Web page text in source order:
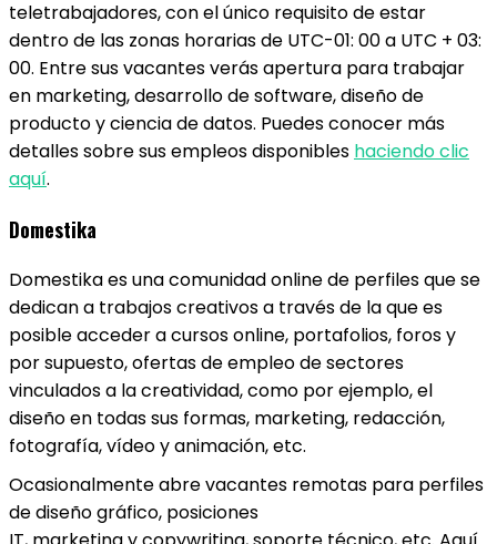
teletrabajadores, con el único requisito de estar
dentro de las zonas horarias de UTC-01: 00 a UTC + 03:
00. Entre sus vacantes verás apertura para trabajar
en marketing, desarrollo de software, diseño de
producto y ciencia de datos. Puedes conocer más
detalles sobre sus empleos disponibles haciendo clic
aquí.
Domestika
Domestika es una comunidad online de perfiles que se
dedican a trabajos creativos a través de la que es
posible acceder a cursos online, portafolios, foros y
por supuesto, ofertas de empleo de sectores
vinculados a la creatividad, como por ejemplo, el
diseño en todas sus formas, marketing, redacción,
fotografía, vídeo y animación, etc.
Ocasionalmente abre vacantes remotas para perfiles
de diseño gráfico, posiciones